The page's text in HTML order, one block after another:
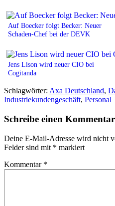
Auf Boecker folgt Becker: Neuer
Schaden-Chef bei der DEVK
Jens Lison wird neuer CIO bei
Cogitanda
Schlagwörter: Axa Deutschland,
Industriekundengeschäft, Personal
Schreibe einen Kommentar
Deine E-Mail-Adresse wird nicht
Felder sind mit * markiert
Kommentar *